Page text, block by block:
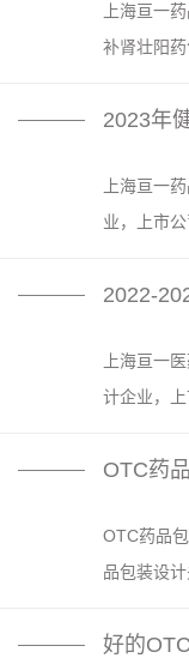
上海亘一
补肾壮阳药
———— 2023年
上海亘一
业，上市
———— 2022-
上海亘一
计企业，上
———— ​OTC药
OTC药品
品包装设
———— 好的